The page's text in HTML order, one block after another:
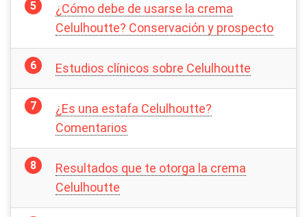
¿Cómo debe de usarse la crema
Celulhoutte? Conservación y prospecto
Estudios clínicos sobre Celulhoutte
¿Es una estafa Celulhoutte?
Comentarios
Resultados que te otorga la crema
Celulhoutte